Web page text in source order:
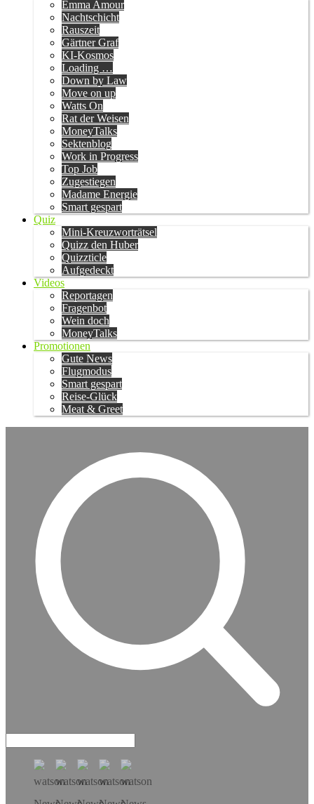
Emma Amour
Nachtschicht
Rauszeit
Gärtner Graf
KI-Kosmos
Loading …
Down by Law
Move on up
Watts On
Rat der Weisen
MoneyTalks
Sektenblog
Work in Progress
Top Job
Zugestiegen
Madame Energie
Smart gespart
Quiz
Mini-Kreuzworträtsel
Quizz den Huber
Quizzticle
Aufgedeckt
Videos
Reportagen
Fragenbot
Wein doch
MoneyTalks
Promotionen
Gute News
Flugmodus
Smart gespart
Reise-Glück
Meat & Greet